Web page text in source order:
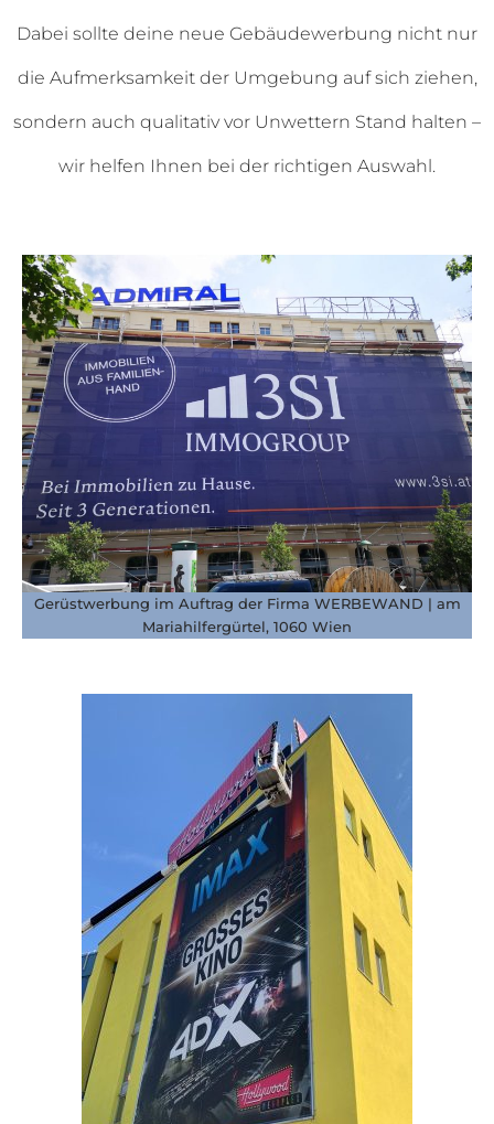
Dabei sollte deine neue Gebäudewerbung nicht nur
die Aufmerksamkeit der Umgebung auf sich ziehen,
sondern auch qualitativ vor Unwettern Stand halten –
wir helfen Ihnen bei der richtigen Auswahl.
Gerüstwerbung im Auftrag der Firma WERBEWAND | am
Mariahilfergürtel, 1060 Wien